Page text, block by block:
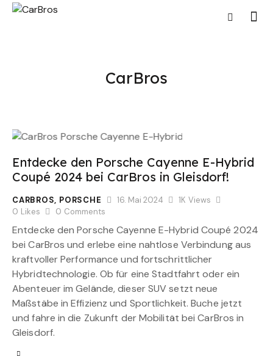
CarBros
Entdecke den Porsche Cayenne E-Hybrid
Coupé 2024 bei CarBros in Gleisdorf!
CARBROS, PORSCHE 16. Mai 2024 1K Views
0 Likes 0 Comments
Entdecke den Porsche Cayenne E-Hybrid Coupé 2024
bei CarBros und erlebe eine nahtlose Verbindung aus
kraftvoller Performance und fortschrittlicher
Hybridtechnologie. Ob für eine Stadtfahrt oder ein
Abenteuer im Gelände, dieser SUV setzt neue
Maßstäbe in Effizienz und Sportlichkeit. Buche jetzt
und fahre in die Zukunft der Mobilität bei CarBros in
Gleisdorf.